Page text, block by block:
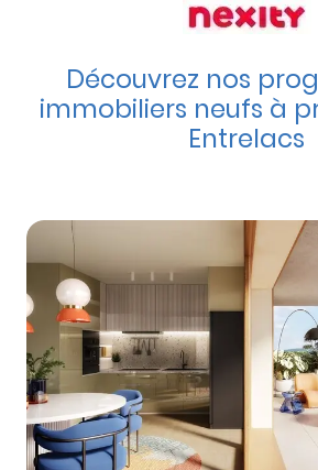
Découvrez nos
immobiliers neufs à
Entrelacs